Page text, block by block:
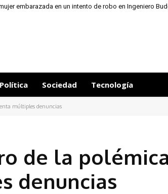
embarazada en un intento de robo en Ingeniero
Política Sociedad Tecnología
múltiples denuncias
de la
denuncias